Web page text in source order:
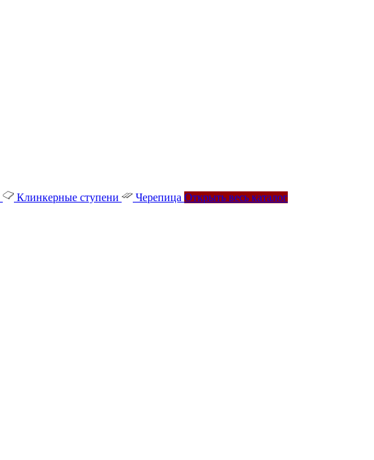
Клинкерные ступени Черепица Открыть весь каталог